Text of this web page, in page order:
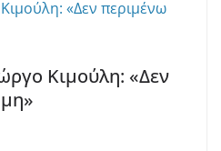
Κιμούλη: «Δεν